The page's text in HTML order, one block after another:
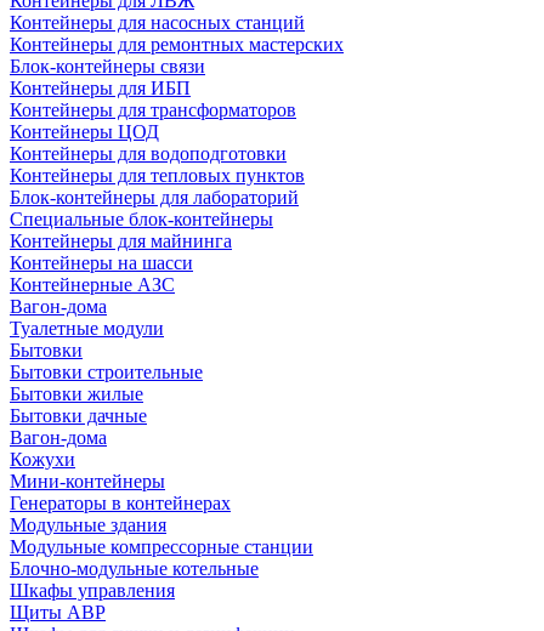
Контейнеры для насосных станций
Контейнеры для ремонтных мастерских
Блок-контейнеры связи
Контейнеры для ИБП
Контейнеры для трансформаторов
Контейнеры ЦОД
Контейнеры для водоподготовки
Контейнеры для тепловых пунктов
Блок-контейнеры для лабораторий
Специальные блок-контейнеры
Контейнеры для майнинга
Контейнеры на шасси
Контейнерные АЗС
Вагон-дома
Туалетные модули
Бытовки
Бытовки строительные
Бытовки жилые
Бытовки дачные
Вагон-дома
Кожухи
Мини-контейнеры
Генераторы в контейнерах
Модульные здания
Модульные компрессорные станции
Блочно-модульные котельные
Шкафы управления
Щиты АВР